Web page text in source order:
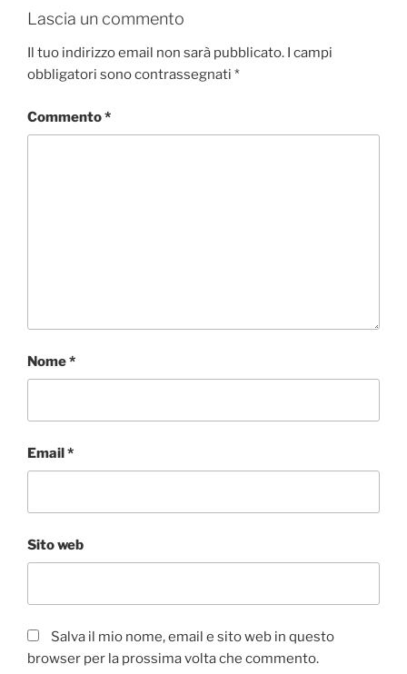
Lascia un commento
Il tuo indirizzo email non sarà pubblicato. I campi
obbligatori sono contrassegnati *
Commento*
Nome*
Email*
Sito web
Salva il mio nome, email e sito web in questo
browser per la prossima volta che commento.